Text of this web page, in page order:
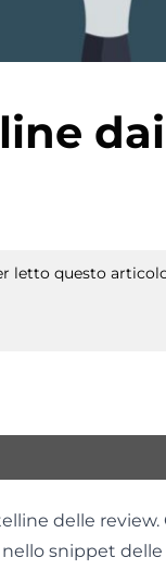
letto questo
delle review.
snippet